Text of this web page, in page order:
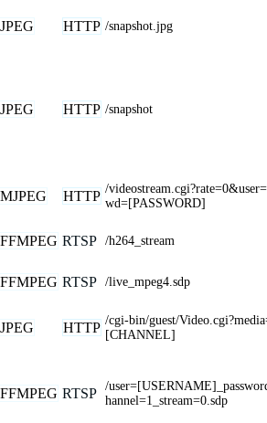
JPEG HTTP /snapshot.jpg
JPEG HTTP /snapshot
MJPEG HTTP /
wd=[PASSWORD]
FFMPEG RTSP /h264_stream
FFMPEG RTSP /live_mpeg4.sdp
JPEG HTTP /cgi-bin/guest/
[CHANNEL]
FFMPEG RTSP /
hannel=1_stream=0.sdp